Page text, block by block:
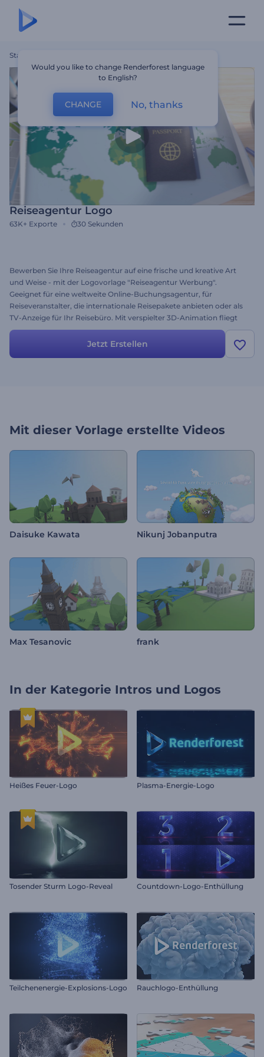
Startseite
Reiseagentur Logo
63K+ Exporte 30 Sekunden
Bewerben Sie Ihre Reiseagentur auf eine frische und kreative Art
und Weise - mit der Logovorlage "Reiseagentur Werbung".
Geeignet für eine weltweite Online-Buchungsagentur, für
Reiseveranstalter, die internationale Reisepakete anbieten oder als
TV-Anzeige für Ihr Reisebüro. Mit verspielter 3D-Animation fliegt
das Papierflugzeug über die Weltkarte und zeigt die berühmtesten
Sehenswürdigkeiten wie Big Ben, die Freiheitsstatue, den
Eiffelturm, den Kreml, Singapur, die Pyramiden von Ägypten, Taj
Jetzt Erstellen
Mit dieser Vorlage erstellte Videos
Daisuke Kawata Nikunj Jobanputra
Max Tesanovic frank
In der Kategorie Intros und Logos
Heißes Feuer-Logo Plasma-Energie-Logo
Tosender Sturm Logo-Reveal Countdown-Logo-Enthüllung
Teilchenenergie-Explosions-Logo Rauchlogo-Enthüllung
Would you like to change Renderforest language
to English?
CHANGE No, thanks